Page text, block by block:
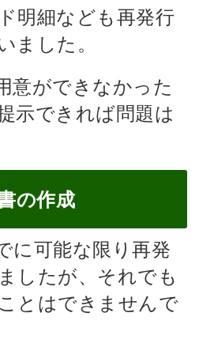
明細なども再発行
ました。
意ができなかった
示できれば問題は
の作成
に可能な限り再発
したが、それでも
とはできませんで